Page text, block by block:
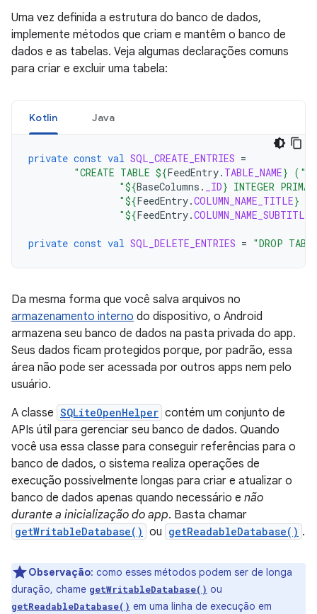
Uma vez definida a estrutura do banco de dados,
implemente métodos que criam e mantêm o banco de
dados e as tabelas. Veja algumas declarações comuns
para criar e excluir uma tabela:
Kotlin Java
private const val SQL_CREATE_ENTRIES =
"CREATE TABLE ${FeedEntry. TABLE_NAME} ("
"${BaseColumns . _ID} INTEGER
"${FeedEntry.COLUMN_NAME_TITLE}
"${FeedEntry.COLUMN_NAME_SUBTITLE
private const val SQL_DELETE_ENTRIES = "DROP
Da mesma forma que você salva arquivos no
armazenamento interno do dispositivo, o Android
armazena seu banco de dados na pasta privada do app.
Seus dados ficam protegidos porque, por padrão, essa
área não pode ser acessada por outros apps nem pelo
usuário.
A classe SQLiteOpenHelper contém um conjunto de
APIs útil para gerenciar seu banco de dados. Quando
você usa essa classe para conseguir referências para o
banco de dados, o sistema realiza operações de
execução possivelmente longas para criar e atualizar o
banco de dados apenas quando necessário e não
durante a inicialização do app. Basta chamar
getWritableDatabase() ou getReadableDatabase() .
Observação: como esses métodos podem ser de longa
duração, chame getWritableDatabase() ou
getReadableDatabase() em uma linha de execução em